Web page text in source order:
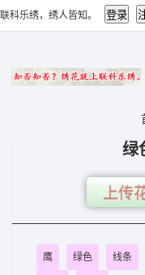
联科乐绣，绣人皆知。
绿
上传
鹰 绿色 线条